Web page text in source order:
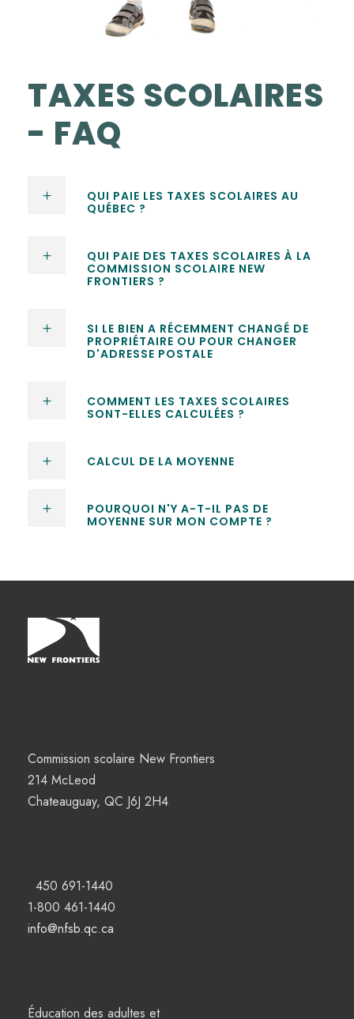
TAXES SCOLAIRES
- FAQ
QUI PAIE LES TAXES SCOLAIRES AU
QUÉBEC ?
QUI PAIE DES TAXES SCOLAIRES À LA
COMMISSION SCOLAIRE NEW
FRONTIERS ?
SI LE BIEN A RÉCEMMENT CHANGÉ DE
PROPRIÉTAIRE OU POUR CHANGER
D'ADRESSE POSTALE
COMMENT LES TAXES SCOLAIRES
SONT-ELLES CALCULÉES ?
CALCUL DE LA MOYENNE
POURQUOI N'Y A-T-IL PAS DE
MOYENNE SUR MON COMPTE ?
Commission scolaire New Frontiers
214 McLeod
Chateauguay, QC J6J 2H4
450 691-1440
1-800 461-1440
info@nfsb.qc.ca
Éducation des adultes et